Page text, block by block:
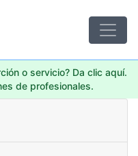
o servicio? Da clic aquí.
de profesionales.